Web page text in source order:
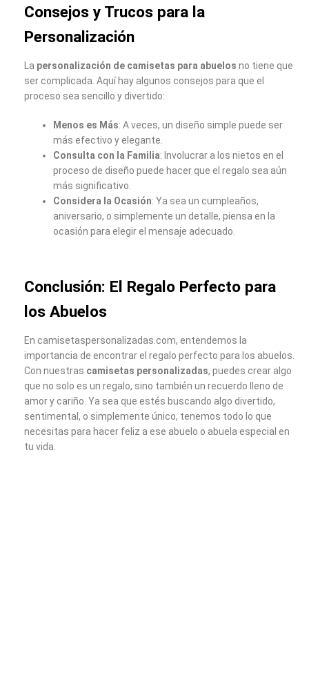
Consejos y Trucos para la
Personalización
La personalización de camisetas para abuelos no tiene que
ser complicada. Aquí hay algunos consejos para que el
proceso sea sencillo y divertido:
Menos es Más: A veces, un diseño simple puede ser
más efectivo y elegante.
Consulta con la Familia: Involucrar a los nietos en el
proceso de diseño puede hacer que el regalo sea aún
más significativo.
Considera la Ocasión: Ya sea un cumpleaños,
aniversario, o simplemente un detalle, piensa en la
ocasión para elegir el mensaje adecuado.
Conclusión: El Regalo Perfecto para
los Abuelos
En camisetaspersonalizadas.com, entendemos la
importancia de encontrar el regalo perfecto para los abuelos.
Con nuestras camisetas personalizadas, puedes crear algo
que no solo es un regalo, sino también un recuerdo lleno de
amor y cariño. Ya sea que estés buscando algo divertido,
sentimental, o simplemente único, tenemos todo lo que
necesitas para hacer feliz a ese abuelo o abuela especial en
tu vida.